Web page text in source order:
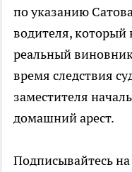
по указанию
водителя, который
реальный
время следствия
заместителя
домашний арест.
Подписывайтесь на